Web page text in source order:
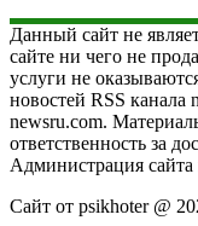
Данный сайт не
сайте ни чего не
услуги не
новостей RSS канала
newsru.com.
ответственность за
Администрация сайта
Сайт от psikhoter @